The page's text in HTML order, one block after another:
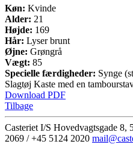
Køn: Kvinde
Alder: 21
Højde: 169
Hår: Lyser brunt
Øjne: Grøngrå
Vægt: 85
Specielle færdigheder: Synge
Slagtøj Kaste med en
Download PDF
Tilbage
Casteriet I/S Hovedvagtsgade
2069 / +45 5124 2020